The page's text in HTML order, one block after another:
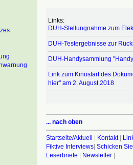
Links:
DUH-Stellungnahme zum
DUH-Testergebnisse zur
DUH-Handysammlung
Link zum Kinostart des
hier" am 2. August 2018
... nach oben
Startseite/Aktuell | Kontakt|
Fiktive Interviews| Schicken
Leserbriefe | Newsletter|